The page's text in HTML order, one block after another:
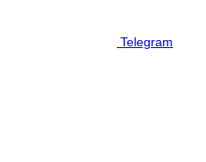
Telegram